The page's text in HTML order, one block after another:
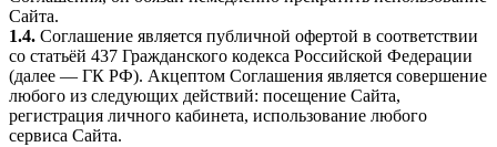
Сайта.
1.4. Соглашение является публичной офертой в соответствии
со статьёй 437 Гражданского кодекса Российской Федерации
(далее — ГК РФ). Акцептом Соглашения является совершение
любого из следующих действий: посещение Сайта,
регистрация личного кабинета, использование любого
сервиса Сайта.